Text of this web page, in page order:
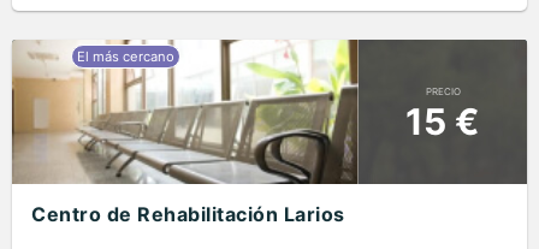
PRECIO
15 €
Centro de Rehabilitación Larios